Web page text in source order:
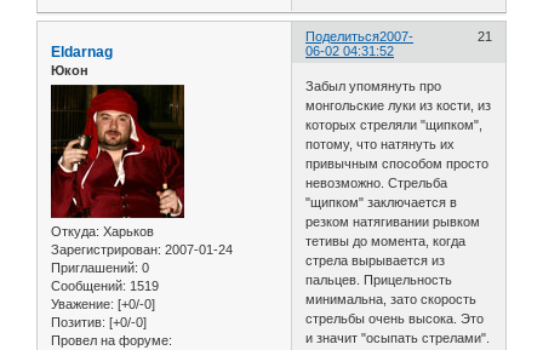
Поделиться 21
2007-
06-02 04:31:52
Eldarnag
Юкон
Откуда: Харьков
Зарегистрирован: 2007-01-24
Приглашений: 0
Сообщений: 1519
Уважение: [+0/-0]
Позитив: [+0/-0]
Провел на форуме:
Забыл упомянуть про
монгольские луки из кости, из
которых стреляли "щипком",
потому, что натянуть их
привычным способом просто
невозможно. Стрельба
"щипком" заключается в
резком натягивании рывком
тетивы до момента, когда
стрела вырывается из
пальцев. Прицельность
минимальна, зато скорость
стрельбы очень высока. Это
и значит "осыпать стрелами".